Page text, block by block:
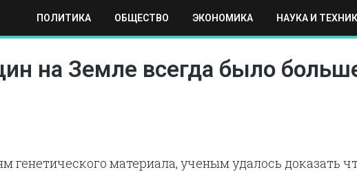
ПОЛИТИКА ОБЩЕСТВО ЭКОНОМИКА НАУКА И
НАУКА И ТЕХНИКА СПОРТ МОСКВА РЕГИОНЫ
на Земле всегда было
генетического материала, ученым удалось доказать